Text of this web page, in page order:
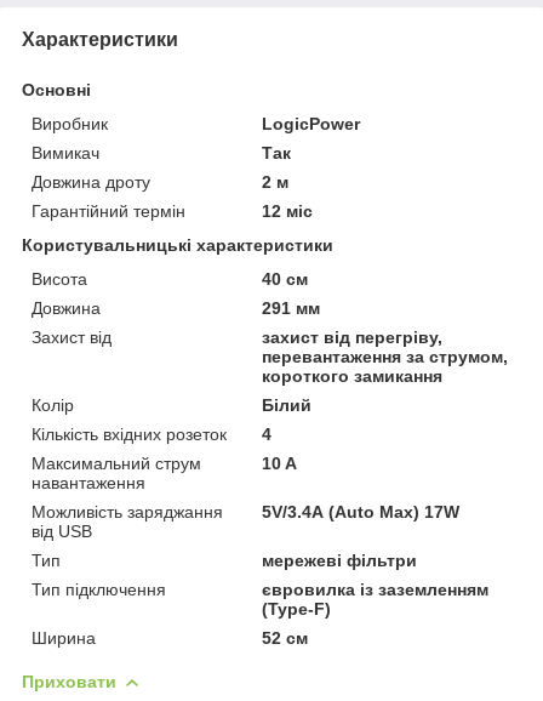
Характеристики
Основні
Виробник
LogicPower
Вимикач
Так
Довжина дроту
2 м
Гарантійний термін
12 міс
Користувальницькі характеристики
Висота
40 см
Довжина
291 мм
Захист від
захист від перегріву,
перевантаження за струмом,
короткого замикання
Колір
Білий
Кількість вхідних розеток
4
Максимальний струм
навантаження
10 A
Можливість заряджання
від USB
5V/3.4А (Auto Max) 17W
Тип
мережеві фільтри
Тип підключення
євровилка із заземленням
(Type-F)
Ширина
52 см
Приховати